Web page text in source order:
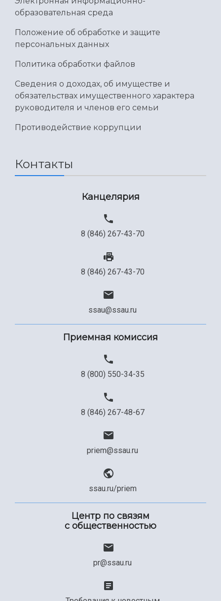
образовательная среда
Положение об обработке и защите
персональных данных
Политика обработки файлов
Сведения о доходах, об имуществе и
обязательствах имущественного характера
руководителя и членов его семьи
Противодействие коррупции
Контакты
Канцелярия
8 (846) 267-43-70
8 (846) 267-43-70
ssau@ssau.ru
Приемная комиссия
8 (800) 550-34-35
8 (846) 267-48-67
priem@ssau.ru
ssau.ru/priem
Центр по связям
с общественностью
pr@ssau.ru